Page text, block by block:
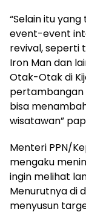
“Selain itu
event-event
revival, seperti
Iron Man dan
Otak-Otak di
pertambangan
bisa
wisatawan”
Menteri PPN/
mengaku
ingin melihat
Menurutnya di
menyusun